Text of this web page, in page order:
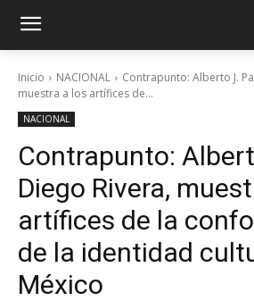
Inicio NACIONAL
Contrapunto: Alberto J.
muestra a los artífices de...
NACIONAL
Contrapunto:
Diego Rivera,
artífices de la
de la identidad
México